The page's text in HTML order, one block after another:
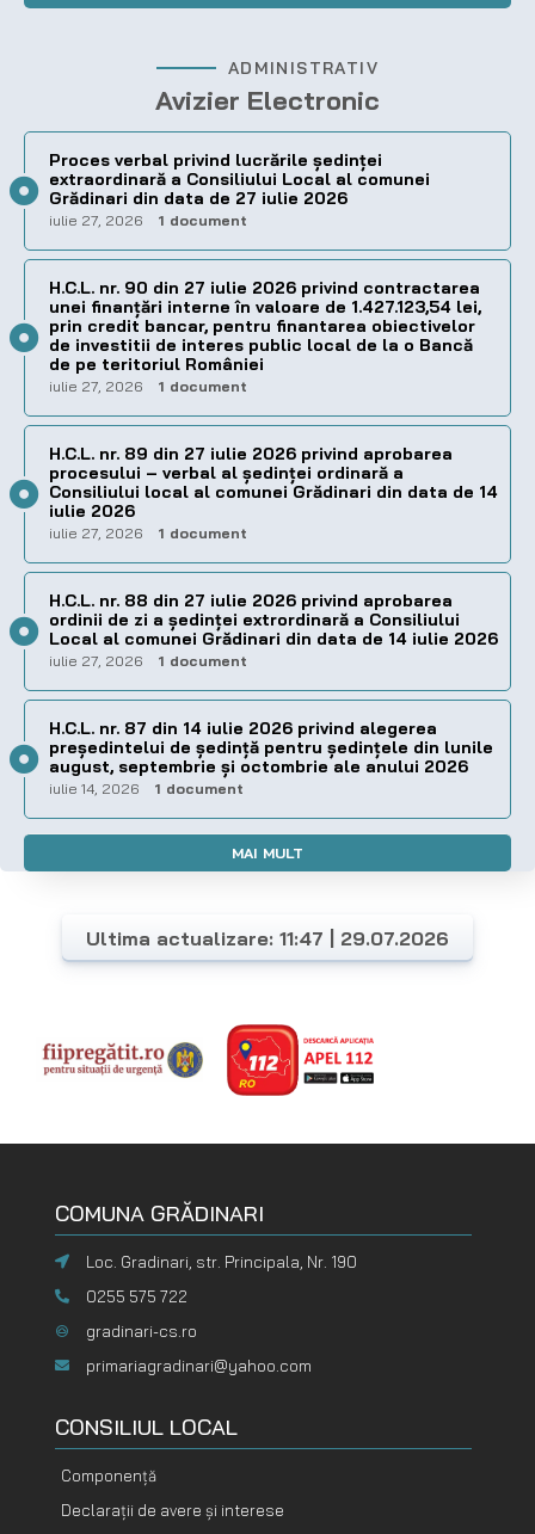
ADMINISTRATIV
Avizier Electronic
Proces verbal privind lucrările ședinței
extraordinară a Consiliului Local al comunei
Grădinari din data de 27 iulie 2026
iulie 27, 2026 1 document
H.C.L. nr. 90 din 27 iulie 2026 privind contractarea
unei finanțări interne în valoare de 1.427.123,54 lei,
prin credit bancar, pentru finantarea obiectivelor
de investitii de interes public local de la o Bancă
de pe teritoriul României
iulie 27, 2026 1 document
H.C.L. nr. 89 din 27 iulie 2026 privind aprobarea
procesului – verbal al şedinţei ordinară a
Consiliului local al comunei Grădinari din data de 14
iulie 2026
iulie 27, 2026 1 document
H.C.L. nr. 88 din 27 iulie 2026 privind aprobarea
ordinii de zi a şedinţei extrordinară a Consiliului
Local al comunei Grădinari din data de 14 iulie 2026
iulie 27, 2026 1 document
H.C.L. nr. 87 din 14 iulie 2026 privind alegerea
preşedintelui de şedinţă pentru ședințele din lunile
august, septembrie și octombrie ale anului 2026
iulie 14, 2026 1 document
MAI MULT
Ultima actualizare: 11:47 | 29.07.2026
COMUNA GRĂDINARI
Loc. Gradinari, str. Principala, Nr. 190
0255 575 722
gradinari-cs.ro
primariagradinari@yahoo.com
CONSILIUL LOCAL
Componență
Declarații de avere și interese